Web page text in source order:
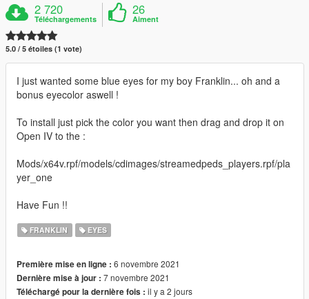
2 720
Téléchargements
26
Aiment
5.0 / 5 étoiles (1 vote)
I just wanted some blue eyes for my boy Franklin... oh and a
bonus eyecolor aswell !
To install just pick the color you want then drag and drop it on
Open IV to the :
Mods/x64v.rpf/models/cdimages/streamedpeds_players.rpf/pla
yer_one
Have Fun !!
FRANKLIN EYES
Première mise en ligne : 6 novembre 2021
Dernière mise à jour : 7 novembre 2021
Téléchargé pour la dernière fois : il y a 2 jours